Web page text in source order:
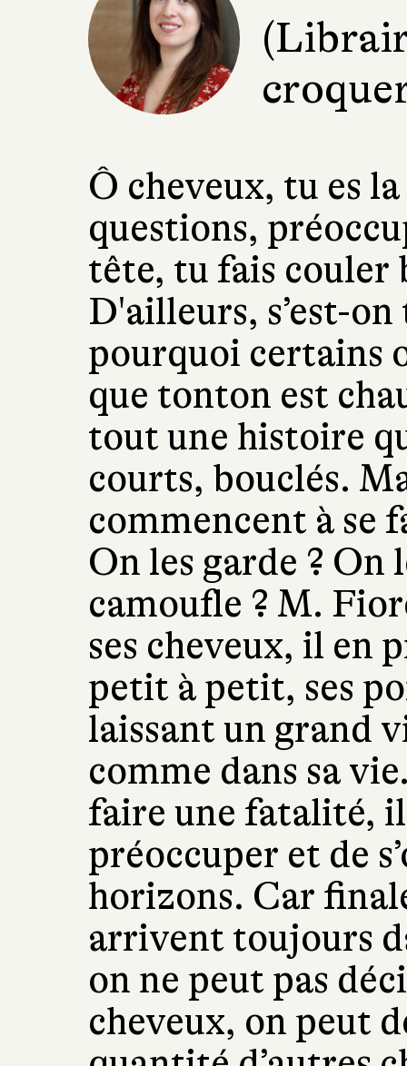
Ô cheveux, tu es
questions,
tête, tu fais couler
D'ailleurs, s’est-
pourquoi certains
que tonton est
tout une histoire
courts, bouclés.
commencent à se
On les garde ? On
camoufle ? M.
ses cheveux, il en
petit à petit, ses
laissant un grand
comme dans sa
faire une fatalité, il
préoccuper et de
horizons. Car
arrivent toujours
on ne peut pas
cheveux, on peut